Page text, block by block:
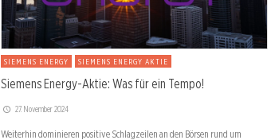
SIEMENS ENERGY SIEMENS ENERGY AKTIE
Siemens Energy-Aktie: Was für ein Tempo!
27. November 2024
Weiterhin dominieren positive Schlagzeilen an den Börsen rund um